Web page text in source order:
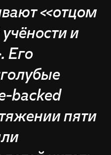
«отцом
и
Его
backed
пяти